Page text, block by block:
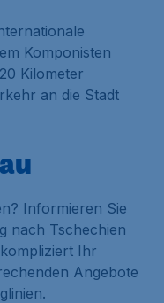
Komponisten
Kilometer
an die Stadt
Informieren Sie
nach Tschechien
Ihr
Angebote